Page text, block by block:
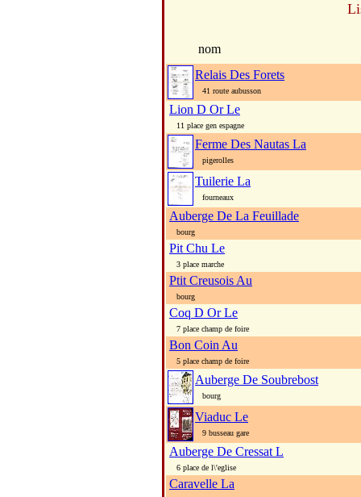
nom
Relais Des Forets
41 route aubusson
Lion D Or Le
11 place gen espagne
Ferme Des Nautas La
pigerolles
Tuilerie La
fourneaux
Auberge De La Feuillade
bourg
Pit Chu Le
3 place marche
Ptit Creusois Au
bourg
Coq D Or Le
7 place champ de foire
Bon Coin Au
5 place champ de foire
Auberge De Soubrebost
bourg
Viaduc Le
9 busseau gare
Auberge De Cressat L
6 place de l\'eglise
Caravelle La